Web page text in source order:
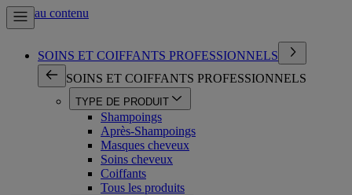
Aller au contenu
SOINS ET COIFFANTS PROFESSIONNELS
SOINS ET COIFFANTS PROFESSIONNELS
TYPE DE PRODUIT
Shampoings
Après-Shampoings
Masques cheveux
Soins cheveux
Coiffants
Tous les produits